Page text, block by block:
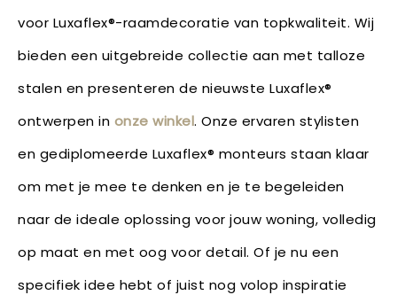
voor Luxaflex®-raamdecoratie van topkwaliteit. Wij
bieden een uitgebreide collectie aan met talloze
stalen en presenteren de nieuwste Luxaflex®
ontwerpen in onze winkel. Onze ervaren stylisten
en gediplomeerde Luxaflex® monteurs staan klaar
om met je mee te denken en je te begeleiden
naar de ideale oplossing voor jouw woning, volledig
op maat en met oog voor detail. Of je nu een
specifiek idee hebt of juist nog volop inspiratie